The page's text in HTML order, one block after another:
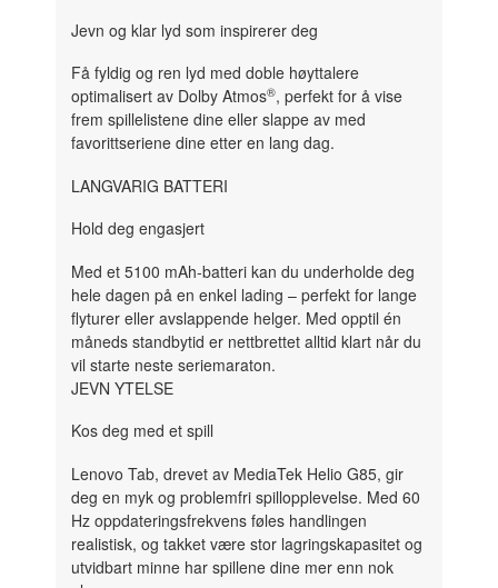
Jevn og klar lyd som inspirerer deg
Få fyldig og ren lyd med doble høyttalere
optimalisert av Dolby Atmos®, perfekt for å vise
frem spillelistene dine eller slappe av med
favorittseriene dine etter en lang dag.
LANGVARIG BATTERI
Hold deg engasjert
Med et 5100 mAh-batteri kan du underholde deg
hele dagen på en enkel lading – perfekt for lange
flyturer eller avslappende helger. Med opptil én
måneds standbytid er nettbrettet alltid klart når du
vil starte neste seriemaraton.
JEVN YTELSE
Kos deg med et spill
Lenovo Tab, drevet av MediaTek Helio G85, gir
deg en myk og problemfri spillopplevelse. Med 60
Hz oppdateringsfrekvens føles handlingen
realistisk, og takket være stor lagringskapasitet og
utvidbart minne har spillene dine mer enn nok